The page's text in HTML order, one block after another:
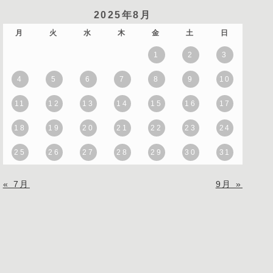
2025年8月
月 火 水 木 金 土 日
1 2 3
4 5 6 7 8 9 10
11 12 13 14 15 16 17
18 19 20 21 22 23 24
25 26 27 28 29 30 31
« 7月 9月 »